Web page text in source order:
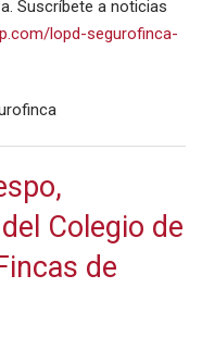
Suscríbete a noticias
lopd-segurofinca-
Colegio de
de